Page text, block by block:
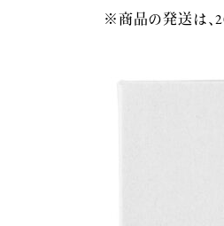
※商品の発送は、